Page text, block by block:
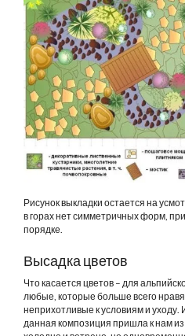
Рисунок выкладки остается на
в горах нет симметричных форм,
порядке.
Высадка цветов
Что касается цветов – для
любые, которые больше всего
неприхотливые к условиям и уходу.
данная композиция пришла к нам из